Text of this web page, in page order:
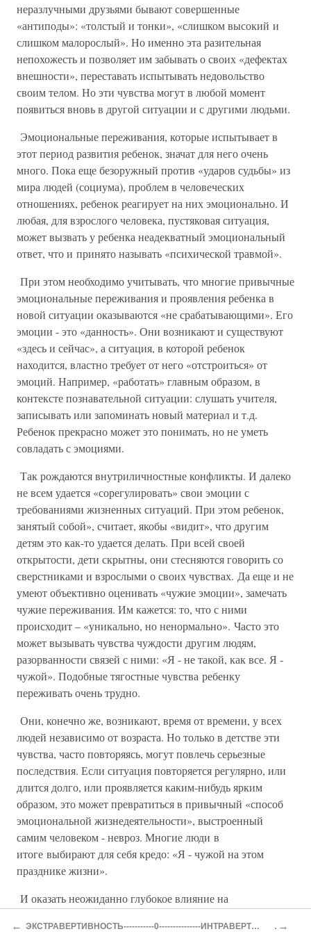
неразлучными друзьями бывают совершенные
«антиподы»: «толстый и тонки», «слишком высокий и
слишком малорослый». Но именно эта разительная
непохожесть и позволяет им забывать о своих «дефектах
внешности», переставать испытывать недовольство
своим телом. Но эти чувства могут в любой момент
появиться вновь в другой ситуации и с другими людьми.
Эмоциональные переживания, которые испытывает в
этот период развития ребенок, значат для него очень
много. Пока еще безоружный против «ударов судьбы» из
мира людей (социума), проблем в человеческих
отношениях, ребенок реагирует на них эмоционально. И
любая, для взрослого человека, пустяковая ситуация,
может вызвать у ребенка неадекватный эмоциональный
ответ, что и принято называть «психической травмой».
При этом необходимо учитывать, что многие привычные
эмоциональные переживания и проявления ребенка в
новой ситуации оказываются «не срабатывающими». Его
эмоции - это «данность». Они возникают и существуют
«здесь и сейчас», а ситуация, в которой ребенок
находится, властно требует от него «отстроиться» от
эмоций. Например, «работать» главным образом, в
контексте познавательной ситуации: слушать учителя,
записывать или запоминать новый материал и т.д.
Ребенок прекрасно может это понимать, но не уметь
совладать с эмоциями.
Так рождаются внутриличностные конфликты. И далеко
не всем удается «сорегулировать» свои эмоции с
требованиями жизненных ситуаций. При этом ребенок,
занятый собой», считает, якобы «видит», что другим
детям это как-то удается делать. При всей своей
открытости, дети скрытны, они стесняются говорить со
сверстниками и взрослыми о своих чувствах. Да еще и не
умеют объективно оценивать «чужие эмоции», замечать
чужие переживания. Им кажется: то, что с ними
происходит – «уникально, но ненормально». Часто это
может вызывать чувства чуждости другим людям,
разорванности связей с ними: «Я - не такой, как все. Я -
чужой». Подобные тягостные чувства ребенку
переживать очень трудно.
Они, конечно же, возникают, время от времени, у всех
людей независимо от возраста. Но только в детстве эти
чувства, часто повторяясь, могут повлечь серьезные
последствия. Если ситуация повторяется регулярно, или
длится долго, или проявляется каким-нибудь ярким
образом, это может превратиться в привычный «способ
эмоциональной жизнедеятельности», выстроенный
самим человеком - невроз. Многие люди в
итоге выбирают для себя кредо: «Я - чужой на этом
празднике жизни».
И оказать неожиданно глубокое влияние на
сначала и на короткое время - нормальное течение
← ЭКСТРАВЕРТИВНОСТЬ-----------0---------------ИНТРАВЕРТИВНОСТЬ →